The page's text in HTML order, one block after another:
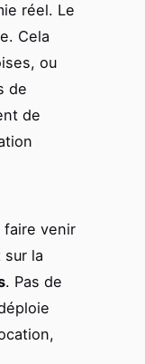
réel. Le
Cela
ou
de
de
faire venir
la
. Pas de